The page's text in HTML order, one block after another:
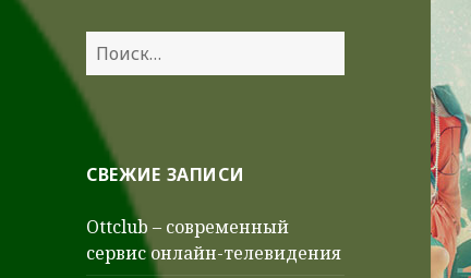
Найти:
СВЕЖИЕ ЗАПИСИ
Ottclub – современный
сервис онлайн-телевидения